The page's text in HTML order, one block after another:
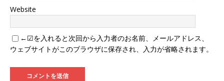
Website
←☑を入れると次回から入力者のお名前、メールアドレス、
ウェブサイトがこのブラウザに保存され、入力が省略されます。